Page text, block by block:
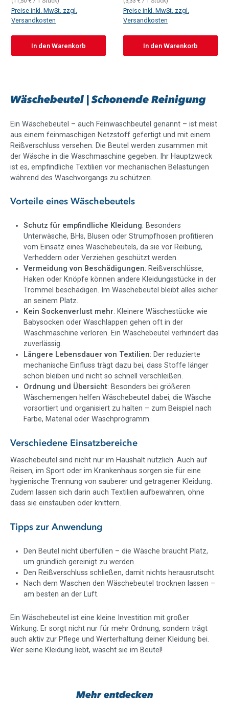
Preise inkl. MwSt. zzgl.
Versandkosten
In den Warenkorb
Preise inkl. MwSt. zzgl.
Versandkosten
In den Warenkorb
Wäschebeutel | Schonende Reinigung
Ein Wäschebeutel – auch Feinwaschbeutel genannt – ist meist
aus einem feinmaschigen Netzstoff gefertigt und mit einem
Reißverschluss versehen. Die Beutel werden zusammen mit
der Wäsche in die Waschmaschine gegeben. Ihr Hauptzweck
ist es, empfindliche Textilien vor mechanischen Belastungen
während des Waschvorgangs zu schützen.
Vorteile eines Wäschebeutels
Schutz für empfindliche Kleidung: Besonders
Unterwäsche, BHs, Blusen oder Strumpfhosen profitieren
vom Einsatz eines Wäschebeutels, da sie vor Reibung,
Verheddern oder Verziehen geschützt werden.
Vermeidung von Beschädigungen: Reißverschlüsse,
Haken oder Knöpfe können andere Kleidungsstücke in der
Trommel beschädigen. Im Wäschebeutel bleibt alles sicher
an seinem Platz.
Kein Sockenverlust mehr: Kleinere Wäschestücke wie
Babysocken oder Waschlappen gehen oft in der
Waschmaschine verloren. Ein Wäschebeutel verhindert das
zuverlässig.
Längere Lebensdauer von Textilien: Der reduzierte
mechanische Einfluss trägt dazu bei, dass Stoffe länger
schön bleiben und nicht so schnell verschleißen.
Ordnung und Übersicht: Besonders bei größeren
Wäschemengen helfen Wäschebeutel dabei, die Wäsche
vorsortiert und organisiert zu halten – zum Beispiel nach
Farbe, Material oder Waschprogramm.
Verschiedene Einsatzbereiche
Wäschebeutel sind nicht nur im Haushalt nützlich. Auch auf
Reisen, im Sport oder im Krankenhaus sorgen sie für eine
hygienische Trennung von sauberer und getragener Kleidung.
Zudem lassen sich darin auch Textilien aufbewahren, ohne
dass sie einstauben oder knittern.
Tipps zur Anwendung
Den Beutel nicht überfüllen – die Wäsche braucht Platz,
um gründlich gereinigt zu werden.
Den Reißverschluss schließen, damit nichts herausrutscht.
Nach dem Waschen den Wäschebeutel trocknen lassen –
am besten an der Luft.
Ein Wäschebeutel ist eine kleine Investition mit großer
Wirkung. Er sorgt nicht nur für mehr Ordnung, sondern trägt
auch aktiv zur Pflege und Werterhaltung deiner Kleidung bei.
Wer seine Kleidung liebt, wäscht sie im Beutel!
Mehr entdecken